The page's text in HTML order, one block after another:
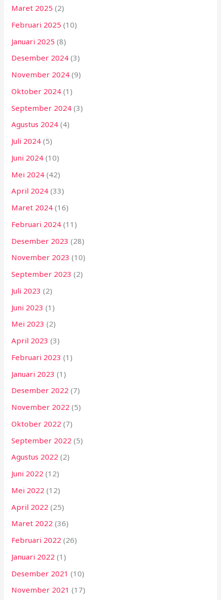
Maret 2025 (2)
Februari 2025 (10)
Januari 2025 (8)
Desember 2024 (3)
November 2024 (9)
Oktober 2024 (1)
September 2024 (3)
Agustus 2024 (4)
Juli 2024 (5)
Juni 2024 (10)
Mei 2024 (42)
April 2024 (33)
Maret 2024 (16)
Februari 2024 (11)
Desember 2023 (28)
November 2023 (10)
September 2023 (2)
Juli 2023 (2)
Juni 2023 (1)
Mei 2023 (2)
April 2023 (3)
Februari 2023 (1)
Januari 2023 (1)
Desember 2022 (7)
November 2022 (5)
Oktober 2022 (7)
September 2022 (5)
Agustus 2022 (2)
Juni 2022 (12)
Mei 2022 (12)
April 2022 (25)
Maret 2022 (36)
Februari 2022 (26)
Januari 2022 (1)
Desember 2021 (10)
November 2021 (17)